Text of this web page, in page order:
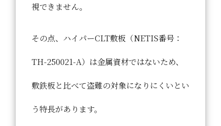
視できません。
その点、 ハイパーCLT敷板（NETIS番号：
TH-250021-A）は金属資材ではないため、
敷鉄板と比べて盗難の対象になりにくいとい
う特長があります。